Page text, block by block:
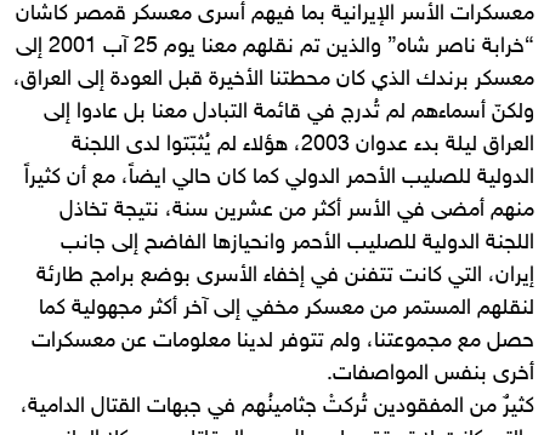
معسكرات الأسر الإيرانية بما فيهم أسرى معسكر قمصر كاشان
“خرابة ناصر شاه” والذين تم نقلهم معنا يوم 25 آب 2001 إلى
معسكر برندك الذي كان محطتنا الأخيرة قبل العودة إلى العراق،
ولكنّ أسماءهم لم تُدرج في قائمة التبادل معنا بل عادوا إلى
العراق ليلة بدء عدوان 2003، هؤلاء لم يُثبّتوا لدى اللجنة
الدولية للصليب الأحمر الدولي كما كان حالي ايضاً، مع أن كثيراً
منهم أمضى في الأسر أكثر من عشرين سنة، نتيجة تخاذل
اللجنة الدولية للصليب الأحمر وانحيازها الفاضح إلى جانب
إيران، التي كانت تتفنن في إخفاء الأسرى بوضع برامج طارئة
لنقلهم المستمر من معسكر مخفي إلى آخر أكثر مجهولية كما
حصل مع مجموعتنا، ولم تتوفر لدينا معلومات عن معسكرات
أخرى بنفس المواصفات.
كثيرٌ من المفقودين تُركتْ جثامينُهم في جبهات القتال الدامية،